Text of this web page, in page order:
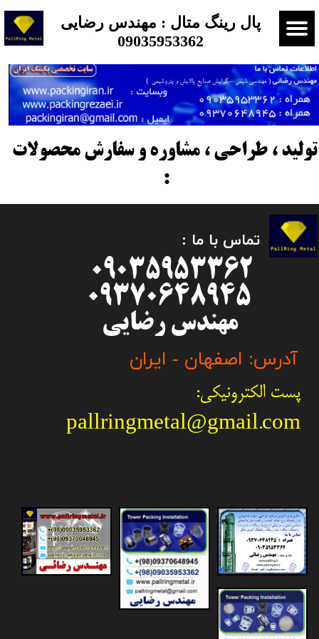
​​​پال رینگ متال : مهندس رضایی
09035953362
، طراحی ، مشاوره و سفارش محصولات
:
تماس با ما :
09370648945
مهندس رضایی
آدرس: اصفهان - ایران
پست الکترونیکی:
pallringmetal@gmail.com